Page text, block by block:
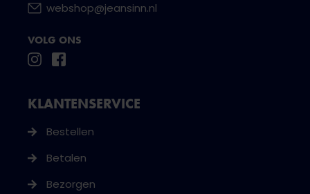
webshop@jeansinn.nl
VOLG ONS
KLANTENSERVICE
Bestellen
Betalen
Bezorgen